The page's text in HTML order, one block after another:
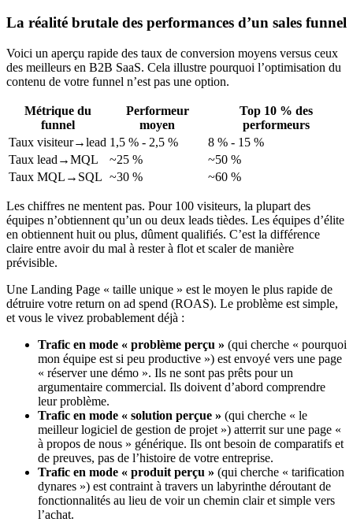
La réalité brutale des performances d’un sales funnel
Voici un aperçu rapide des taux de conversion moyens versus ceux
des meilleurs en B2B SaaS. Cela illustre pourquoi l’optimisation du
contenu de votre funnel n’est pas une option.
Métrique du
funnel
Performeur
moyen
Top 10 % des
performeurs
Taux visiteur→lead 1,5 % - 2,5 %
8 % - 15 %
Taux lead→MQL
~25 %
~50 %
Taux MQL→SQL ~30 % ~60 %
Les chiffres ne mentent pas. Pour 100 visiteurs, la plupart des
équipes n’obtiennent qu’un ou deux leads tièdes. Les équipes d’élite
en obtiennent huit ou plus, dûment qualifiés. C’est la différence
claire entre avoir du mal à rester à flot et scaler de manière
prévisible.
Une Landing Page « taille unique » est le moyen le plus rapide de
détruire votre return on ad spend (ROAS). Le problème est simple,
et vous le vivez probablement déjà :
Trafic en mode « problème perçu » (qui cherche « pourquoi
mon équipe est si peu productive ») est envoyé vers une page
« réserver une démo ». Ils ne sont pas prêts pour un
argumentaire commercial. Ils doivent d’abord comprendre
leur problème.
Trafic en mode « solution perçue » (qui cherche « le
meilleur logiciel de gestion de projet ») atterrit sur une page «
à propos de nous » générique. Ils ont besoin de comparatifs et
de preuves, pas de l’histoire de votre entreprise.
Trafic en mode « produit perçu » (qui cherche « tarification
dynares ») est contraint à travers un labyrinthe déroutant de
fonctionnalités au lieu de voir un chemin clair et simple vers
l’achat.